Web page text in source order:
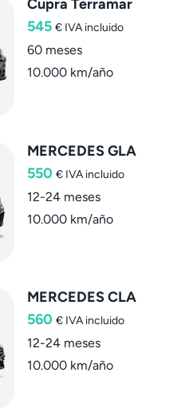
Cupra Terramar
545 € IVA incluido
60 meses
10.000 km/año
MERCEDES GLA
550 € IVA incluido
12-24 meses
10.000 km/año
MERCEDES CLA
560 € IVA incluido
12-24 meses
10.000 km/año